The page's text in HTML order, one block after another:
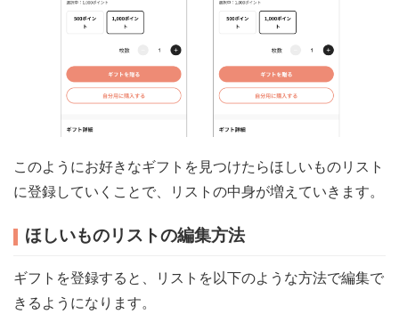
このようにお好きなギフトを見つけたらほしいものリスト
に登録していくことで、リストの中身が増えていきます。
ほしいものリストの編集方法
ギフトを登録すると、リストを以下のような方法で編集で
きるようになります。